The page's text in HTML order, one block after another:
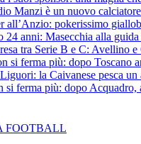
Manzi è un nuovo
all’Anzio: pokerissimo
24 anni: Masecchia alla
tra Serie B e C: Avellino e
si ferma più: dopo Toscano
la Caivanese pesca un
si ferma più: dopo Acquadro,